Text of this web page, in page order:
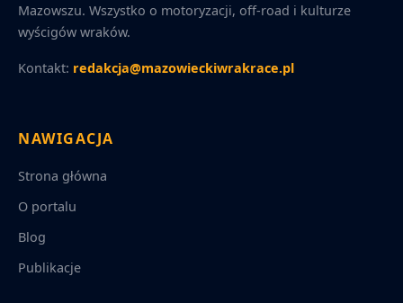
Mazowszu. Wszystko o motoryzacji, off-road i kulturze
wyścigów wraków.
Kontakt: redakcja@mazowieckiwrakrace.pl
NAWIGACJA
Strona główna
O portalu
Blog
Publikacje